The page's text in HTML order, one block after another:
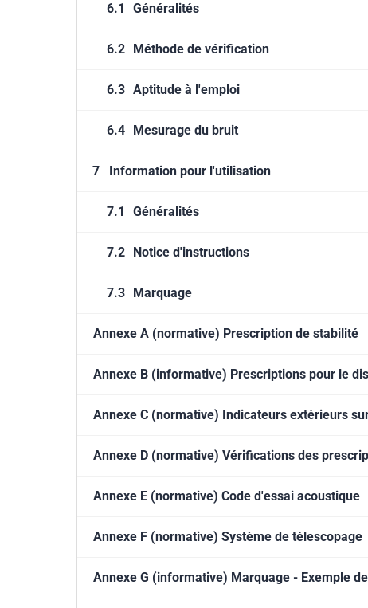
6.1 Généralités
6.2 Méthode de vérification
6.3 Aptitude à l'emploi
6.4 Mesurage du bruit
7 Information pour l'utilisation
7.1 Généralités
7.2 Notice d'instructions
7.3 Marquage
Annexe A (normative) Prescription de stabilité
Annexe B (informative) Prescriptions pour le
Annexe C (normative) Indicateurs extérieurs
Annexe D (normative) Vérifications des
Annexe E (normative) Code d'essai acoustique
Annexe F (normative) Système de télescopage
Annexe G (informative) Marquage - Exemple